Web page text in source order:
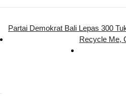
Partai Demokrat Bali Lepas 300
Recycle Me,